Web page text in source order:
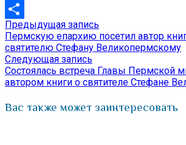
VK
Отправить
Навигация
по
записям
Предыдущая запись
запись:
Пермскую епархию посетил автор
святителю Стефану Великопермскому
Следующая запись
запись:
Состоялась встреча Главы Пермской
автором книги о святителе Стефане
Вас также может заинтересовать